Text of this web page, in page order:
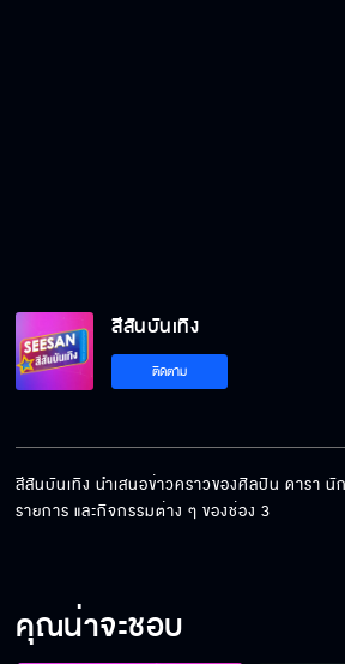
สีสันบันเทิง
ติดตาม
สีสันบันเทิง นำเสนอข่าวคราวของศิลปิน ดารา นั
รายการ และกิจกรรมต่าง ๆ ของช่อง 3
คุณน่าจะชอบ